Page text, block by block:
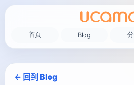
首頁 Blog
← 回到 Blog